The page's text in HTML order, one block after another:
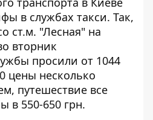
в службах такси. Так,
ст.м. "Лесная" на
вторник
просили от 1044
цены несколько
путешествие все
в 550-650 грн.